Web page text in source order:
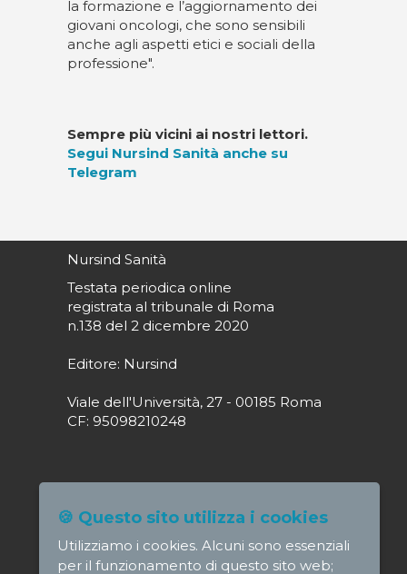
la formazione e l’aggiornamento dei
giovani oncologi, che sono sensibili
anche agli aspetti etici e sociali della
professione".
Sempre più vicini ai nostri lettori.
Segui Nursind Sanità anche su
Telegram
Nursind Sanità
Testata periodica online
registrata al tribunale di Roma
n.138 del 2 dicembre 2020
Editore: Nursind
Viale dell'Università, 27 - 00185 Roma
CF: 95098210248
Direttore responsabile: Paola Alagia
direttore@nursindsanita.it
Redazione: redazione@nursindsanita.it
🍪 Questo sito utilizza i cookies
Utilizziamo i cookies. Alcuni sono essenziali
per il funzionamento di questo sito web;